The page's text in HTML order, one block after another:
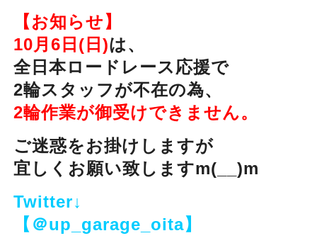
【お知らせ】
10月6日(日)は、
全日本ロードレース応援で
2輪スタッフが不在の為、
2輪作業が御受けできません。
ご迷惑をお掛けしますが
宜しくお願い致しますm(__)m
Twitter↓
【＠up_garage_oita】